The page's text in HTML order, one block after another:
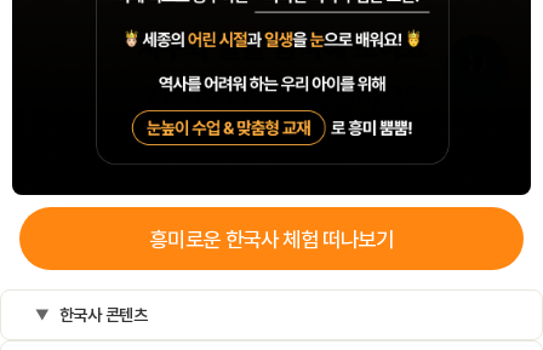
흥미로운한국사체험 떠나보기
한국사 콘텐츠